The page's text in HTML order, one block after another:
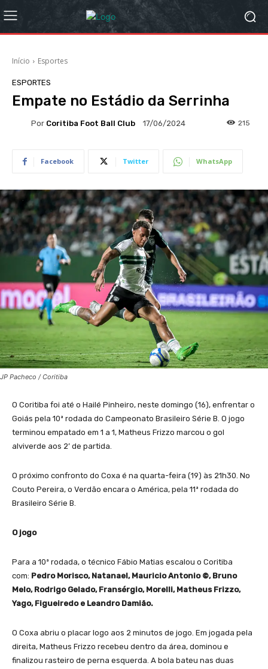
Início Esportes
ESPORTES
Empate no Estádio da Serrinha
Por Coritiba Foot Ball Club 17/06/2024 215
Facebook Twitter WhatsApp
JP Pacheco / Coritiba
O Coritiba foi até o Hailé Pinheiro, neste domingo (16), enfrentar o
Goiás pela 10ª rodada do Campeonato Brasileiro Série B. O jogo
terminou empatado em 1 a 1, Matheus Frizzo marcou o gol
alviverde aos 2’ de partida.
O próximo confronto do Coxa é na quarta-feira (19) às 21h30. No
Couto Pereira, o Verdão encara o América, pela 11ª rodada do
Brasileiro Série B.
O jogo
Para a 10ª rodada, o técnico Fábio Matias escalou o Coritiba
com: Pedro Morisco, Natanael, Mauricio Antonio ©, Bruno
Melo, Rodrigo Gelado, Fransérgio, Morelli, Matheus Frizzo,
Yago, Figueiredo e Leandro Damião.
O Coxa abriu o placar logo aos 2 minutos de jogo. Em jogada pela
direita, Matheus Frizzo recebeu dentro da área, dominou e
finalizou rasteiro de perna esquerda. A bola bateu nas duas